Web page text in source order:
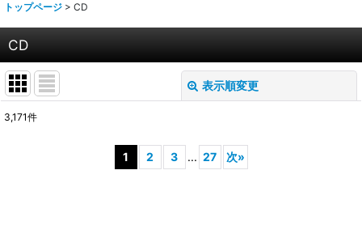
トップページ > CD
CD
表示順変更
3,171件
1 2 3 ... 27 次»